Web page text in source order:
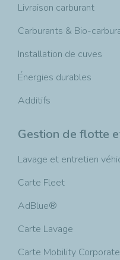
Livraison carburant
Carburants & Bio-
Installation de cuves
Énergies durables
Additifs
Gestion de flotte
Lavage et entretien
Carte Fleet
AdBlue®
Carte Lavage
Carte Mobility Corporate